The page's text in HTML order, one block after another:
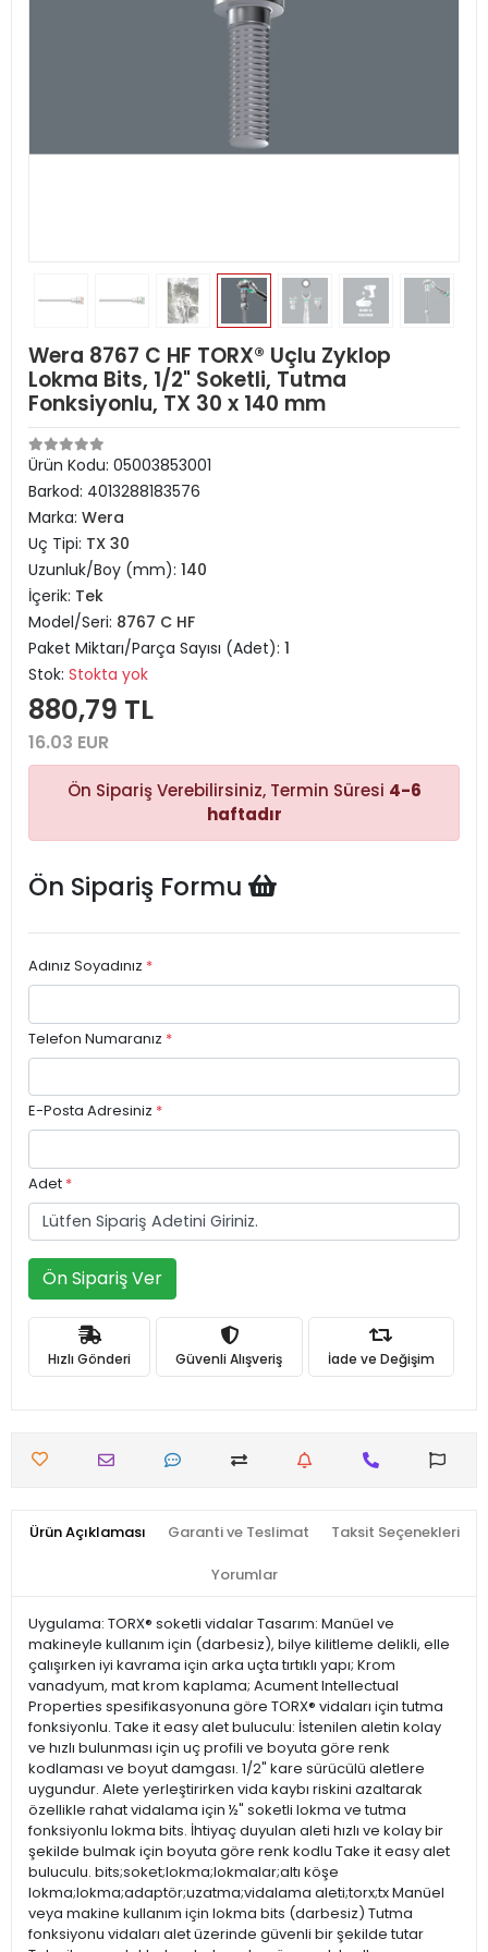
Wera 8767 C HF TORX® Uçlu Zyklop
Lokma Bits, 1/2" Soketli, Tutma
Fonksiyonlu, TX 30 x 140 mm
Ürün Kodu: 05003853001
Barkod: 4013288183576
Marka: Wera
Uç Tipi: TX 30
Uzunluk/Boy (mm): 140
İçerik: Tek
Model/Seri: 8767 C HF
Paket Miktarı/Parça Sayısı (Adet): 1
Stok: Stokta yok
880,79 TL
16.03 EUR
Ön Sipariş Verebilirsiniz, Termin Süresi 4-6
haftadır
Ön Sipariş Formu
Adınız Soyadınız *
Telefon Numaranız *
E-Posta Adresiniz *
Adet *
Ön Sipariş Ver
Hızlı Gönderi Güvenli Alışveriş İade ve Değişim
Ürün Açıklaması Garanti ve Teslimat Taksit Seçenekleri
Yorumlar
Uygulama: TORX® soketli vidalar Tasarım: Manüel ve
makineyle kullanım için (darbesiz), bilye kilitleme delikli, elle
çalışırken iyi kavrama için arka uçta tırtıklı yapı; Krom
vanadyum, mat krom kaplama; Acument Intellectual
Properties spesifikasyonuna göre TORX® vidaları için tutma
fonksiyonlu. Take it easy alet buluculu: İstenilen aletin kolay
ve hızlı bulunması için uç profili ve boyuta göre renk
kodlaması ve boyut damgası. 1/2" kare sürücülü aletlere
uygundur. Alete yerleştirirken vida kaybı riskini azaltarak
özellikle rahat vidalama için ½" soketli lokma ve tutma
fonksiyonlu lokma bits. İhtiyaç duyulan aleti hızlı ve kolay bir
şekilde bulmak için boyuta göre renk kodlu Take it easy alet
buluculu. bits;soket;lokma;lokmalar;altı köşe
lokma;lokma;adaptör;uzatma;vidalama aleti;torx;tx Manüel
veya makine kullanım için lokma bits (darbesiz) Tutma
fonksiyonu vidaları alet üzerinde güvenli bir şekilde tutar